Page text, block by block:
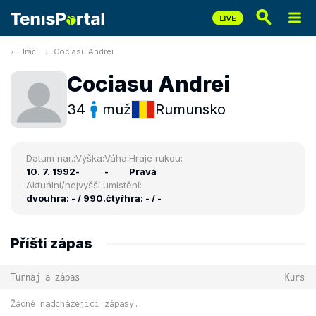
Hráči Cociasu Andrei
Cociasu Andrei
34 muž Rumunsko
Datum nar.:
10. 7. 1992
Výška:
-
Váha:
-
Hraje rukou:
Pravá
Aktuální/nejvyšší umístění:
dvouhra: - / 990.čtyřhra: - / -
Příští zápas
Turnaj a zápas Kurs
Žádné nadcházející zápasy.